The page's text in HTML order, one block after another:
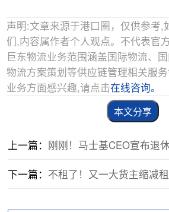
声明:文章来源于港口圈，仅供参考,
们,内容属作者个人观点。不代表官方
巨东物流业务范围涵盖国际物流、国
物流方案策划等供应链管理相关服
业务方面感兴趣,请点击在线咨询。
本文分享
上一篇： 刚刚！马士基CEO宣布退
下一篇： 不租了！又一大货主缩减